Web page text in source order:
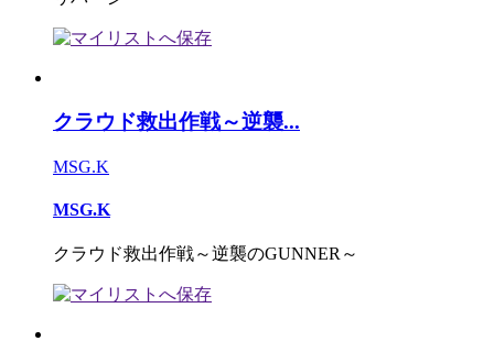
クラウド救出作戦～逆襲...
MSG.K
MSG.K
クラウド救出作戦～逆襲のGUNNER～